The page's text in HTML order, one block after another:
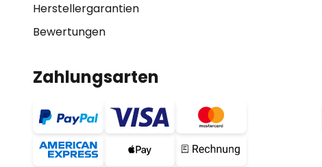
Herstellergarantien
Bewertungen
Zahlungsarten